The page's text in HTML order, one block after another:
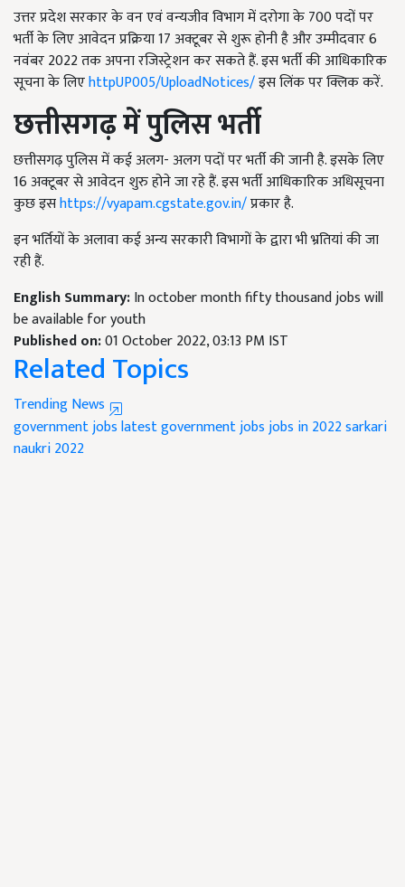
उत्तर प्रदेश सरकार के वन एवं वन्यजीव विभाग में दरोगा के 700 पदों पर
भर्ती के लिए आवेदन प्रक्रिया 17 अक्टूबर से शुरू होनी है और उम्मीदवार 6
नवंबर 2022 तक अपना रजिस्ट्रेशन कर सकते हैं. इस भर्ती की आधिकारिक
सूचना के लिएhttpUP005/UploadNotices/इस लिंक पर क्लिक करें.
छत्तीसगढ़ में पुलिस भर्ती
छत्तीसगढ़ पुलिस में कई अलग- अलग पदों पर भर्ती की जानी है. इसके लिए
16 अक्टूबर से आवेदन शुरु होने जा रहे हैं. इस भर्ती आधिकारिक अधिसूचना
कुछ इसhttps://vyapam.cgstate.gov.in/प्रकार है.
इन भर्तियों के अलावा कई अन्य सरकारी विभागों के द्वारा भी भ्रतियां की जा
रही हैं.
English Summary:In october month fifty thousand jobs will
be available for youth
Published on:01 October 2022, 03:13 PM IST
Related Topics
Trending News
government jobslatest government jobsjobs in 2022sarkari
naukri 2022